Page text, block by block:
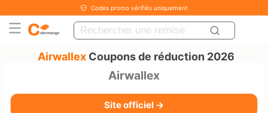
Codes promo vérifiés uniquement
AirwallexCoupons de réduction 2026
Airwallex
Site officiel →